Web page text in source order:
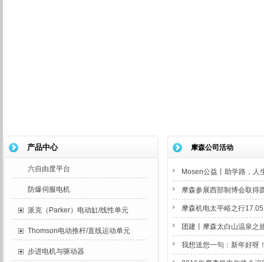
摩森公司活动
Mosen公益丨助学路，人
摩森参展西部制博会取得
摩森机电太平峪之行17.05
团建丨摩森太白山温泉之
我想送您一句：新年好呀
产品中心
六自由度平台
防爆伺服电机
派克（Parker）电动缸/线性单元
Thomson电动推杆/直线运动单元
步进电机与驱动器